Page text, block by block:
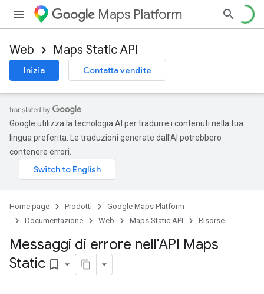
Maps Platform
Web Maps Static API
Inizia Contatta vendite
Google utilizza la tecnologia AI per tradurre i contenuti nella tua
lingua preferita. Le traduzioni generate dall'AI potrebbero
contenere errori.
Home page Prodotti
Google Maps Platform
Documentazione
Web Maps Static API Risorse
Messaggi di errore nell'API Maps
Static bookmark_border